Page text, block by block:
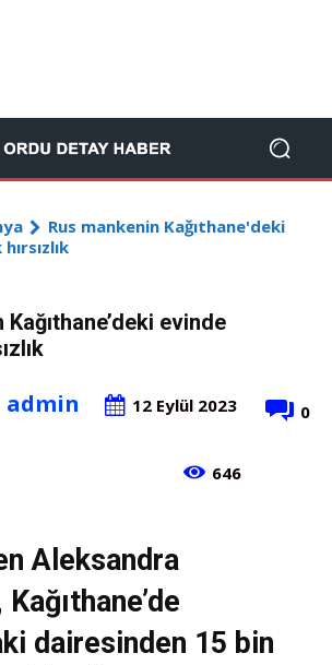
Rus mankenin Kağıthane'deki
evinde
admin 12 Eylül 2023 0
646
Aleksandra
dairesinden 15 bin